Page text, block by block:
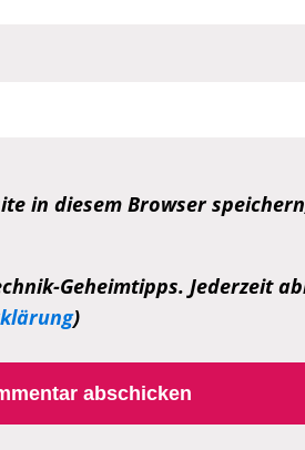
in diesem Browser
Geheimtipps. Jederzeit
)